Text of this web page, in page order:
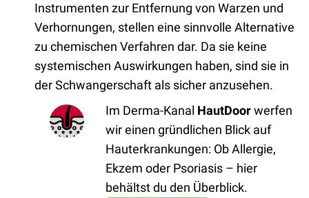
Instrumenten zur Entfernung von Warzen und
Verhornungen, stellen eine sinnvolle Alternative
zu chemischen Verfahren dar. Da sie keine
systemischen Auswirkungen haben, sind sie in
der Schwangerschaft als sicher anzusehen.
Im Derma-Kanal HautDoorwerfen
wir einen gründlichen Blick auf
Hauterkrankungen: Ob Allergie,
Ekzem oder Psoriasis – hier
behältst du den Überblick.